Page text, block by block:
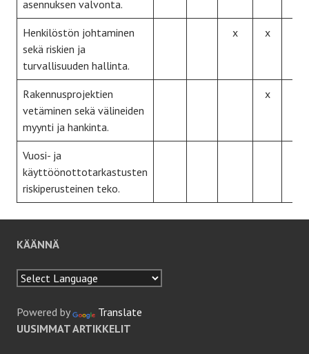
asennuksen valvonta.
Henkilöstön johtaminen
sekä riskien ja
turvallisuuden hallinta.
x x
Rakennusprojektien
vetäminen sekä välineiden
myynti ja hankinta.
x
Vuosi- ja
käyttöönottotarkastusten
riskiperusteinen teko.
KÄÄNNÄ
Powered by
Translate
UUSIMMAT ARTIKKELIT